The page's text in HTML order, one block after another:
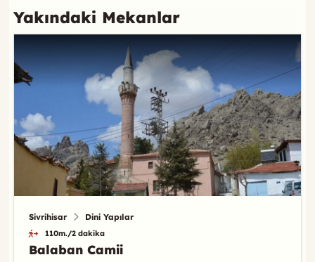
Yakındaki Mekanlar
Sivrihisar Dini Yapılar
110m./2 dakika
Balaban Camii